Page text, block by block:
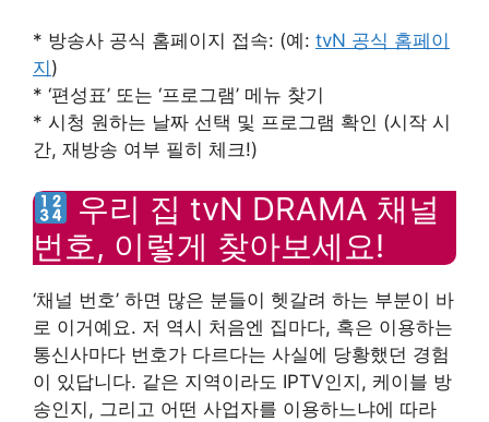
* 방송사 공식 홈페이지 접속: (예: tvN 공식 홈페이
지)
* ‘편성표’ 또는 ‘프로그램’ 메뉴 찾기
* 시청 원하는 날짜 선택 및 프로그램 확인 (시작 시
간, 재방송 여부 필히 체크!)
우리 집 tvN DRAMA 채널
번호, 이렇게 찾아보세요!
‘채널 번호’ 하면 많은 분들이 헷갈려 하는 부분이 바
로 이거예요. 저 역시 처음엔 집마다, 혹은 이용하는
통신사마다 번호가 다르다는 사실에 당황했던 경험
이 있답니다. 같은 지역이라도 IPTV인지, 케이블 방
송인지, 그리고 어떤 사업자를 이용하느냐에 따라